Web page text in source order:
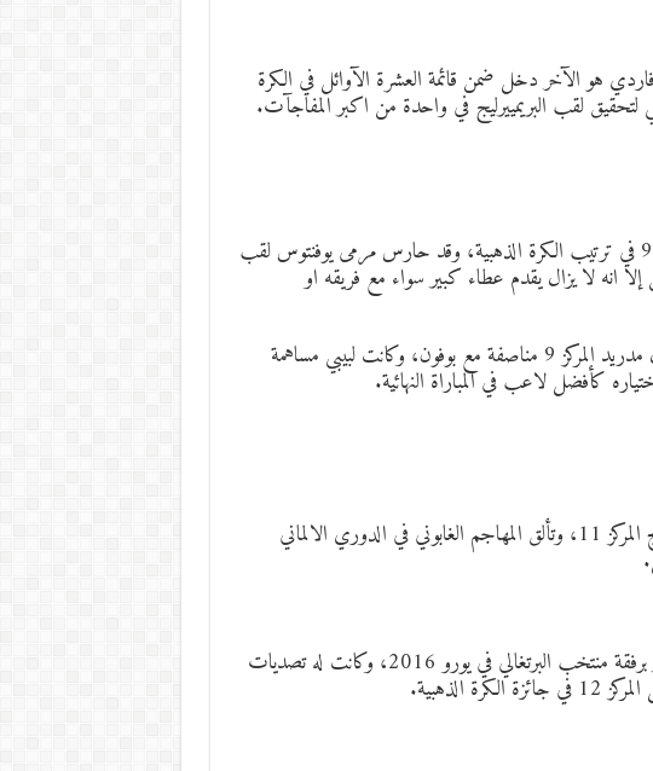
هو الآخر دخل ضمن قائمة العشرة الآوائل في الكرة
لتحقيق لقب البريمييرليج في واحدة من اكبر المفاجآت.
واحتل الحارس الإيطالي جيانلويجي بوفون المركز 9 في ترتيب الكرة الذهبية، وقد حارس مرمى يوفنتوس لقب
انه لا يزال يقدم عطاء كبير سواء مع فريقه او
وفي نفس الوقت إحتل البرتغالي بيبي مدافع ريال مدريد المركز 9 مناصفة مع بوفون، وكانت لبيبي مساهمة
إحتل مهاجم بروسيا دورتموند بيير ايمريك أوباميانج المركز 11، وتألق المهاجم الغابوني في الدوري الالماني
حارس مرمى سبورتينج لشبونة قدم مستوى كبير برفقة منتخب البرتغالي في يورو 2016، وكانت له تصديات
الذهبية.